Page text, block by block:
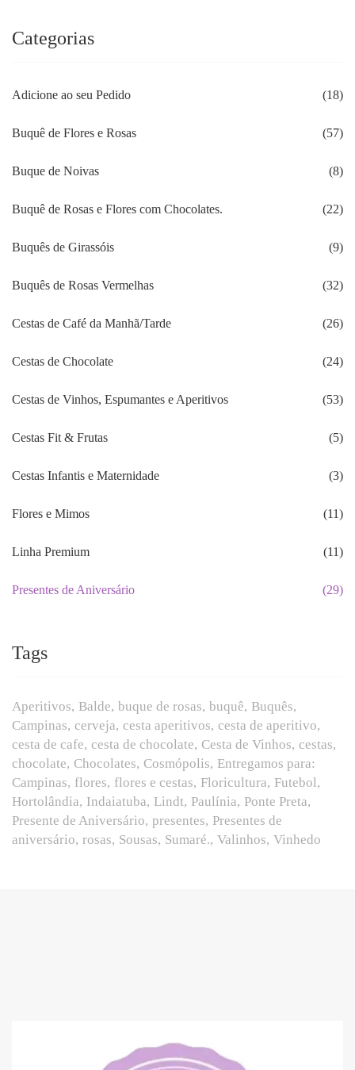
Categorias
Adicione ao seu Pedido (18)
Buquê de Flores e Rosas (57)
Buque de Noivas (8)
Buquê de Rosas e Flores com Chocolates. (22)
Buquês de Girassóis (9)
Buquês de Rosas Vermelhas (32)
Cestas de Café da Manhã/Tarde (26)
Cestas de Chocolate (24)
Cestas de Vinhos, Espumantes e Aperitivos (53)
Cestas Fit & Frutas (5)
Cestas Infantis e Maternidade (3)
Flores e Mimos (11)
Linha Premium (11)
Presentes de Aniversário (29)
Tags
Aperitivos Balde buque de rosas buquê Buquês
Campinas cerveja cesta aperitivos cesta de aperitivo
cesta de cafe cesta de chocolate Cesta de Vinhos cestas
chocolate Chocolates Cosmópolis Entregamos para:
Campinas flores flores e cestas Floricultura Futebol
Hortolândia Indaiatuba Lindt Paulínia Ponte Preta
Presente de Aniversário presentes Presentes de
aniversário rosas Sousas Sumaré. Valinhos Vinhedo